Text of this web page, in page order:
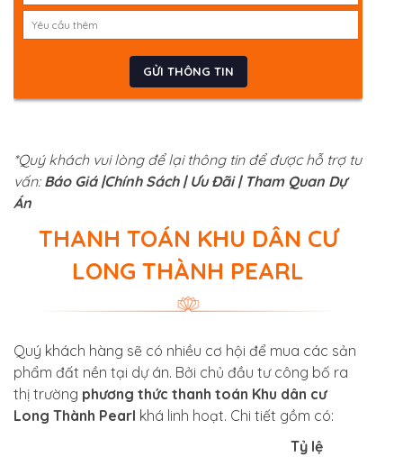
*Quý khách vui lòng để lại thông tin để được hỗ trợ tư
vấn: Báo Giá |Chính Sách | Ưu Đãi | Tham Quan Dự
Án
THANH TOÁN KHU DÂN CƯ
LONG THÀNH PEARL
Quý khách hàng sẽ có nhiều cơ hội để mua các sản
phẩm đất nền tại dự án. Bởi chủ đầu tư công bố ra
thị trường phương thức thanh toán Khu dân cư
Long Thành Pearl khá linh hoạt. Chi tiết gồm có:
Tỷ lệ